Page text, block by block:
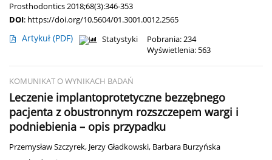
Prosthodontics 2018;68(3):346-353
DOI: https://doi.org/10.5604/01.3001.0012.2565
Artykuł (PDF) Statystyki
Pobrania: 234
Wyświetlenia: 563
KOMUNIKAT O WYNIKACH BADAŃ
Leczenie implantoprotetyczne bezzębnego
pacjenta z obustronnym rozszczepem wargi i
podniebienia – opis przypadku
Przemysław Szczyrek, Jerzy Gładkowski, Barbara Burzyńska